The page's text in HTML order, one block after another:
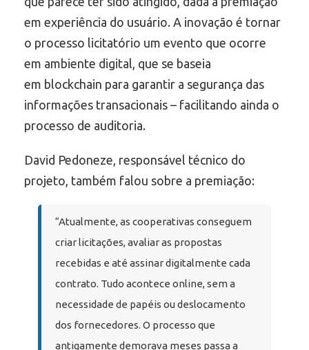
em experiência do usuário. A inovação é tornar
o processo licitatório um evento que ocorre
em ambiente digital, que se baseia
em blockchain para garantir a segurança das
informações transacionais – facilitando ainda o
processo de auditoria.
David Pedoneze, responsável técnico do
projeto, também falou sobre a premiação:
“Atualmente, as cooperativas conseguem
criar licitações, avaliar as propostas
recebidas e até assinar digitalmente cada
contrato. Tudo acontece online, sem a
necessidade de papéis ou deslocamento
dos fornecedores. O processo que
antigamente demorava meses passa a